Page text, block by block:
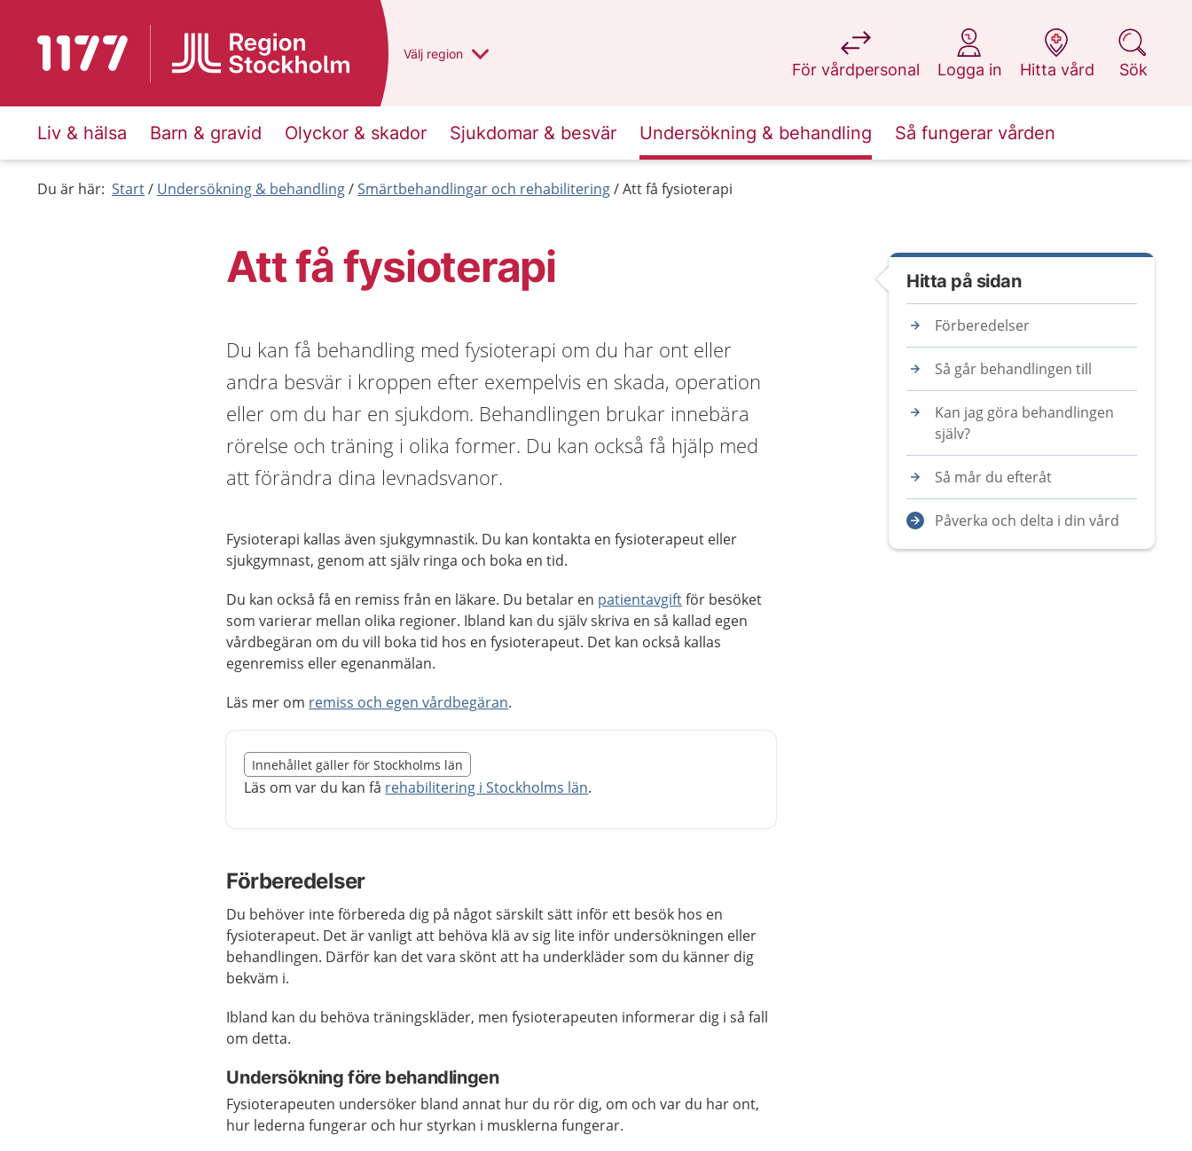
Till startsidan för 1177 Du har valt region
Välj en annan
region
För vårdpersonal
på 1177.se
Logga in
på 1177.se
Hitta vård
på 1177.se
Sök
på 1177.se
Liv & hälsa Barn & gravid Olyckor & skador Sjukdomar & besvär Undersökning & behandling Så fungerar vården
Du är här: Start Undersökning & behandling Smärtbehandlingar och rehabilitering Att få fysioterapi
Att få fysioterapi
Du kan få behandling med fysioterapi om du har ont eller
andra besvär i kroppen efter exempelvis en skada, operation
eller om du har en sjukdom. Behandlingen brukar innebära
rörelse och träning i olika former. Du kan också få hjälp med
att förändra dina levnadsvanor.
Fysioterapi kallas även sjukgymnastik. Du kan kontakta en fysioterapeut eller
sjukgymnast, genom att själv ringa och boka en tid.
Du kan också få en remiss från en läkare. Du betalar en patientavgiftför besöket
som varierar mellan olika regioner. Ibland kan du själv skriva en så kallad egen
vårdbegäran om du vill boka tid hos en fysioterapeut. Det kan också kallas
egenremiss eller egenanmälan.
Läs mer om remiss och egen vårdbegäran.
Nedan innehåll gäller region Stockholms län
Innehållet gäller för Stockholms län
Läs om var du kan få rehabilitering i Stockholms län.
Slut på det regionala tillägget från region Stockholms län
Förberedelser
Du behöver inte förbereda dig på något särskilt sätt inför ett besök hos en
fysioterapeut. Det är vanligt att behöva klä av sig lite inför undersökningen eller
behandlingen. Därför kan det vara skönt att ha underkläder som du känner dig
bekväm i.
Ibland kan du behöva träningskläder, men fysioterapeuten informerar dig i så fall
om detta.
Undersökning före behandlingen
Fysioterapeuten undersöker bland annat hur du rör dig, om och var du har ont,
hur lederna fungerar och hur styrkan i musklerna fungerar.
Hitta på sidan
Förberedelser
Så går behandlingen till
Kan jag göra behandlingen
själv?
Så mår du efteråt
Påverka och delta i din vård